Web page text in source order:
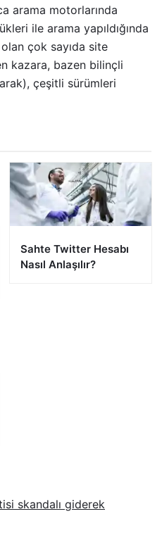
arama motorlarında
ile arama yapıldığında
çok sayıda site
kazara, bazen bilinçli
çeşitli sürümleri
Sahte Twitter Hesabı
Nasıl Anlaşılır?
skandalı giderek